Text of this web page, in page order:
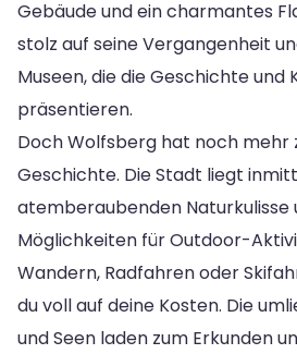
Gebäude und ein charmantes
stolz auf seine Vergangenheit
Museen, die die Geschichte und
präsentieren.
Doch Wolfsberg hat noch mehr
Geschichte. Die Stadt liegt
atemberaubenden Naturkulisse
Möglichkeiten für Outdoor-
Wandern, Radfahren oder
du voll auf deine Kosten. Die
und Seen laden zum Erkunden